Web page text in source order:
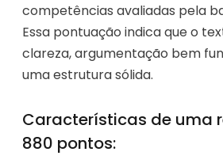
competências avaliadas pela
Essa pontuação indica que o
clareza, argumentação bem
uma estrutura sólida.
Características de uma
880 pontos: